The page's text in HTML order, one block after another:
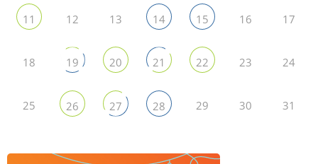
11 12 13 14 15 16 17
18 19 20 21 22 23 24
25 26 27 28 29 30 31